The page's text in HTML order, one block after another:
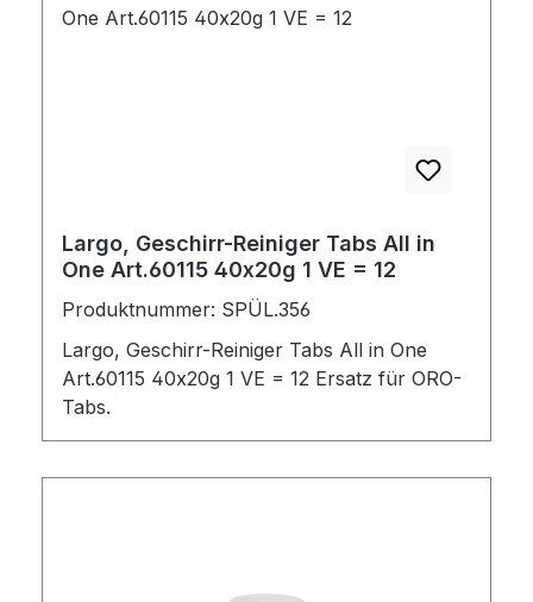
Wasserhärteverträglichkeit schaumarm
Largo, Geschirr-Reiniger Tabs All in
One Art.60115 40x20g 1 VE = 12
Produktnummer: SPÜL.356
Largo, Geschirr-Reiniger Tabs All in One
Art.60115 40x20g 1 VE = 12 Ersatz für ORO-
Tabs.